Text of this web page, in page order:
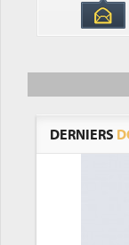
DERNIERS